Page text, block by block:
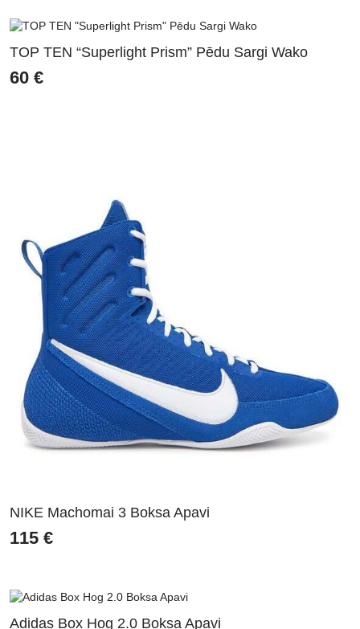
TOP TEN “Superlight Prism” Pēdu Sargi Wako
60 €
NIKE Machomai 3 Boksa Apavi
115 €
Adidas Box Hog 2.0 Boksa Apavi